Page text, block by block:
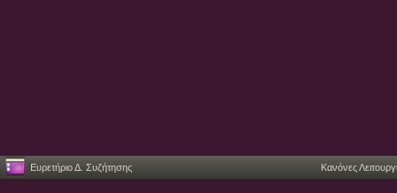
Ευρετήριο Δ. Συζήτησης Κανόνες